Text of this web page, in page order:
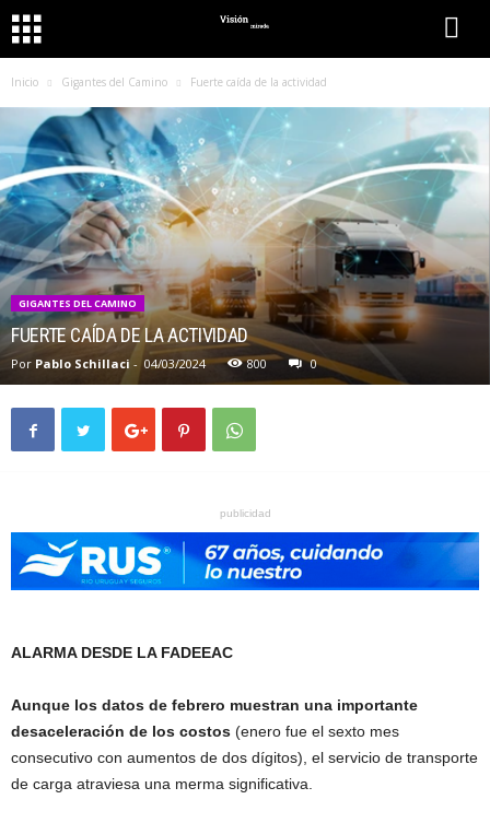
Inicio Gigantes del Camino Fuerte caída de la actividad
GIGANTES DEL CAMINO
FUERTE CAÍDA DE LA ACTIVIDAD
Por Pablo Schillaci - 04/03/2024 800 0
publicidad
ALARMA DESDE LA FADEEAC
Aunque los datos de febrero muestran una importante
desaceleración de los costos (enero fue el sexto mes
consecutivo con aumentos de dos dígitos), el servicio de transporte
de carga atraviesa una merma significativa.